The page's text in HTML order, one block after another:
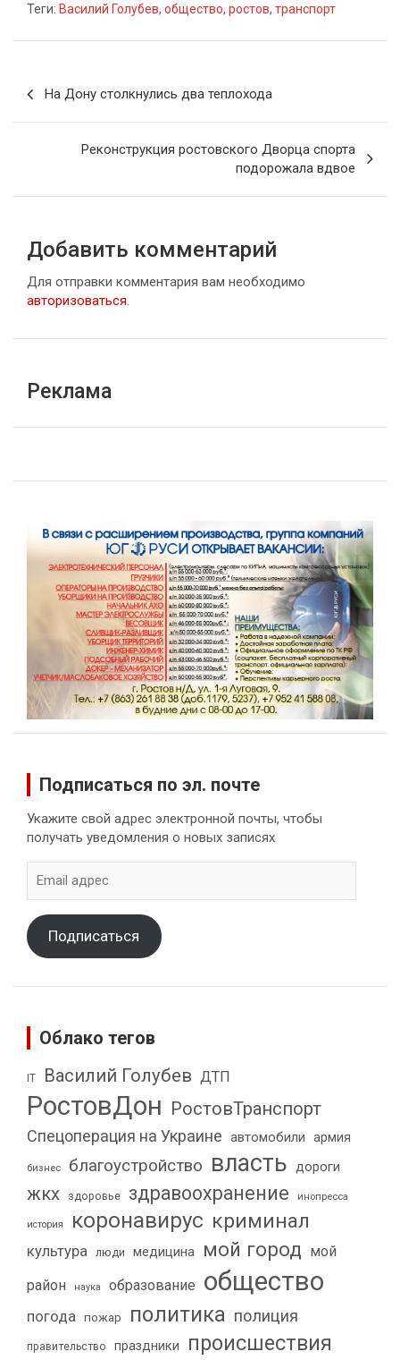
Теги: Василий Голубев, общество, ростов, транспорт
записям
На Дону столкнулись два теплохода
Реконструкция ростовского Дворца спорта
подорожала вдвое
Добавить комментарий
Для отправки комментария вам необходимо
авторизоваться.
Реклама
Подписаться по эл. почте
Укажите свой адрес электронной почты, чтобы
получать уведомления о новых записях
адрес
Подписаться
Облако тегов
IT Василий Голубев ДТП
РостовДон РостовТранспорт
Спецоперация на Украине автомобили армия
бизнес благоустройство власть дороги
жкх здоровье здравоохранение инопресса
история коронавирус криминал
культура люди медицина мой город мой
район
наука образование общество
погода пожар политика полиция
правительство праздники происшествия